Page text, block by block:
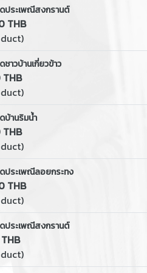
ประเพณีสงกรานต์
THB
ชาวบ้านเกี่ยวข้าว
THB
บ้านริมน้ำ
THB
ประเพณีลอยกระทง
THB
ประเพณีสงกรานต์